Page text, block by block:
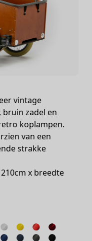
vintage
zadel en
koplampen.
van een
strakke
x breedte